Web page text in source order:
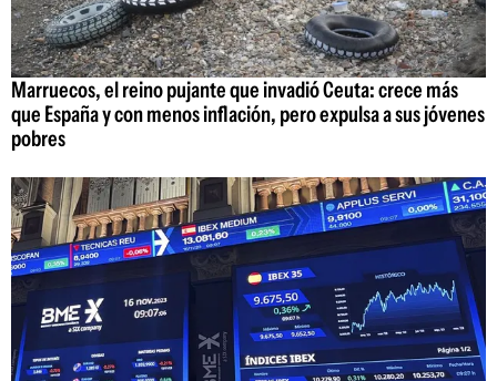
Marruecos, el reino pujante que invadió Ceuta: crece más
que España y con menos inflación, pero expulsa a sus jóvenes
pobres